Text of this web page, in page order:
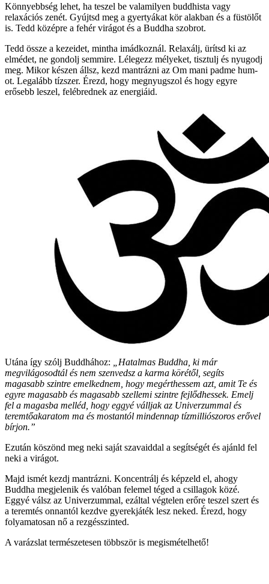
Könnyebbség lehet, ha teszel be valamilyen buddhista vagy
relaxációs zenét. Gyújtsd meg a gyertyákat kör alakban és a füstölőt
is. Tedd középre a fehér virágot és a Buddha szobrot.
Tedd össze a kezeidet, mintha imádkoznál. Relaxálj, ürítsd ki az
elmédet, ne gondolj semmire. Lélegezz mélyeket, tisztulj és nyugodj
meg. Mikor készen állsz, kezd mantrázni az Om mani padme hum-
ot. Legalább tízszer. Érezd, hogy megnyugszol és hogy egyre
erősebb leszel, felébrednek az energiáid.
Utána így szólj Buddhához: „Hatalmas Buddha, ki már
megvilágosodtál és nem szenvedsz a karma körétől, segíts
magasabb szintre emelkednem, hogy megérthessem azt, amit Te és
egyre magasabb és magasabb szellemi szintre fejlődhessek. Emelj
fel a magasba melléd, hogy eggyé válljak az Univerzummal és
teremtőakaratom ma és mostantól mindennap tízmilliószoros erővel
bírjon.”
Ezután köszönd meg neki saját szavaiddal a segítségét és ajánld fel
neki a virágot.
Majd ismét kezdj mantrázni. Koncentrálj és képzeld el, ahogy
Buddha megjelenik és valóban felemel téged a csillagok közé.
Eggyé válsz az Univerzummal, ezáltal végtelen erőre teszel szert és
a teremtés onnantól kezdve gyerekjáték lesz neked. Érezd, hogy
folyamatosan nő a rezgésszinted.
A varázslat természetesen többször is megismételhető!